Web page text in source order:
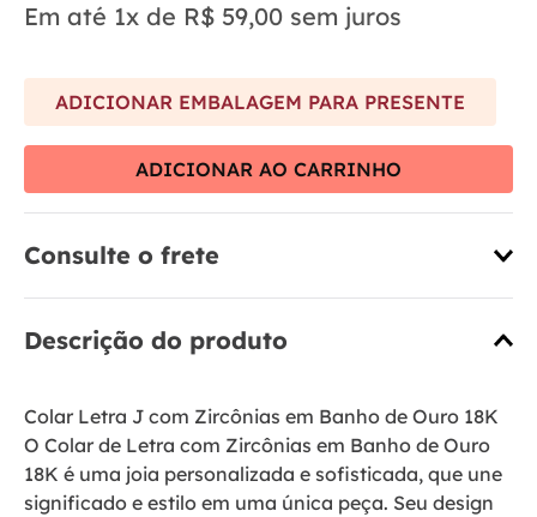
Em até 1x de R$ 59,00 sem juros
ADICIONAR EMBALAGEM PARA PRESENTE
ADICIONAR AO CARRINHO
Consulte o frete
Descrição do produto
Colar Letra J com Zircônias em Banho de Ouro 18K
O Colar de Letra com Zircônias em Banho de Ouro
18K é uma joia personalizada e sofisticada, que une
significado e estilo em uma única peça. Seu design